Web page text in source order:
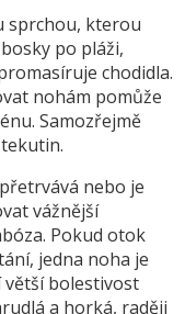
sprchou, kterou
po pláži,
chodidla.
nohám pomůže
Samozřejmě
nebo je
vážnější
Pokud otok
jedna noha je
větší bolestivost
a horká, raději